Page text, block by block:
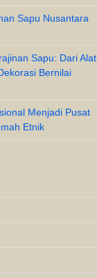
Sapu Nusantara
Sapu: Dari Alat
Bernilai
Menjadi Pusat
Etnik